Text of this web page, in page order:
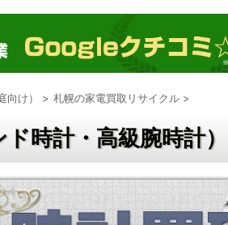
け） > 札幌の家電買取リサイクル >
時計・高級腕時計）